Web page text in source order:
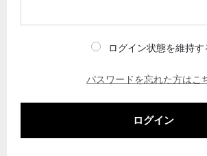
ログイン状態を維持す
パスワードを忘れた方はこ
ログイン